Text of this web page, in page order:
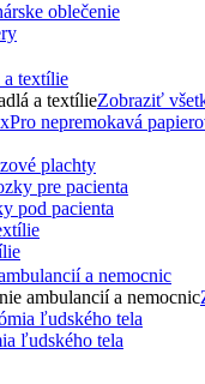
oblečenie
a textílie
a textílieZobraziť
plachty
pod pacienta
a nemocnic
ambulancií a nemocnic
ľudského tela